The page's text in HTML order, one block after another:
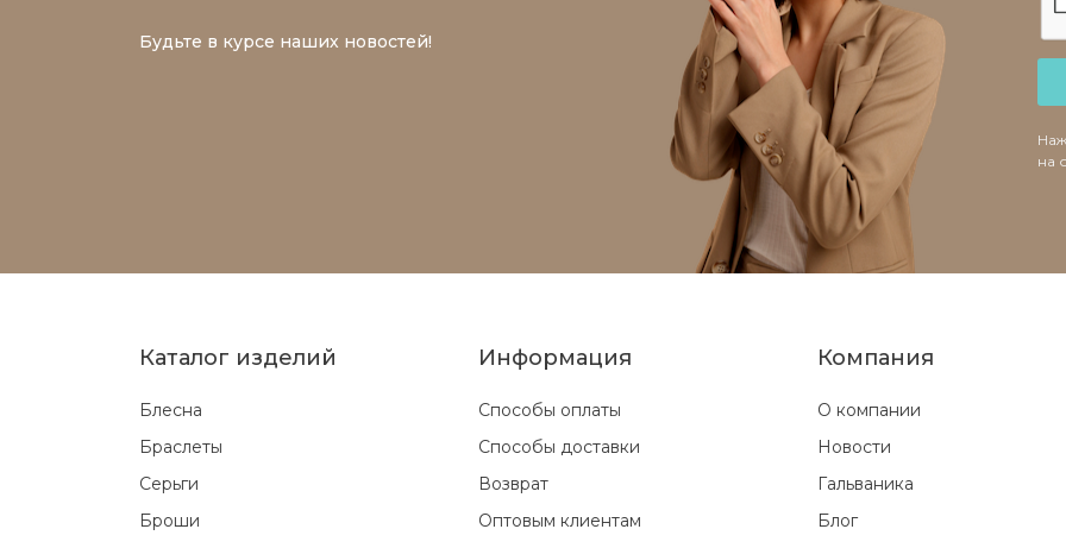
Будьте в курсе наших новостей!
на
Каталог изделий
Блесна
Браслеты
Серьги
Броши
Информация
Способы оплаты
Способы доставки
Возврат
Оптовым клиентам
Компания
О компании
Новости
Гальваника
Блог